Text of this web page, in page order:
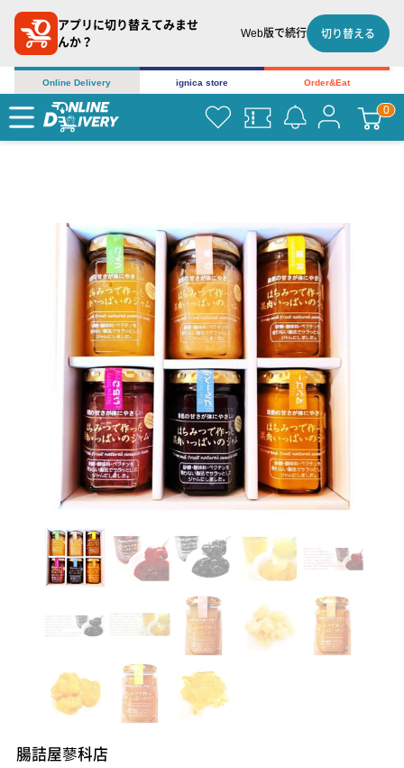
アプリに切り替えてみませ
んか？
Web版で続行 切り替える
Online Delivery ignica store Order&Eat
腸詰屋蓼科店